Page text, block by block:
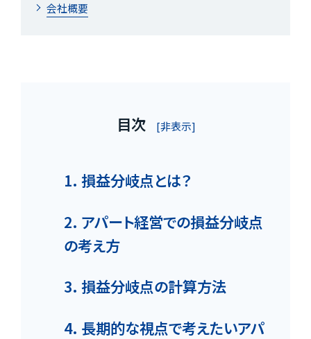
会社概要
目次 [非表示]
1. 損益分岐点とは？
2. アパート経営での損益分岐点
の考え方
3. 損益分岐点の計算方法
4. 長期的な視点で考えたいアパ